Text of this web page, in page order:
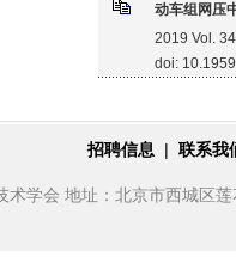
动车组网压
2019 Vol.
doi:
招聘信息 | 联系我
术学会 地址：北京市西城区